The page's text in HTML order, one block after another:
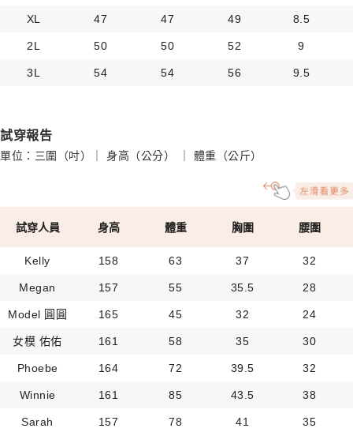
XL 47 47 49 8.5
2L 50 50 52 9
3L 54 54 56 9.5
試穿報告
單位：三圍（吋）｜ 身高（公分） ｜ 體重（公斤）
試穿人員 身高 體重 胸圍 腰圍
Kelly 158 63 37 32
Megan 157 55 35.5 28
Model 圓圓 165 45 32 24
女模 佑佑 161 58 35 30
Phoebe 164 72 39.5 32
Winnie 161 85 43.5 38
Sarah 157 78 41 35